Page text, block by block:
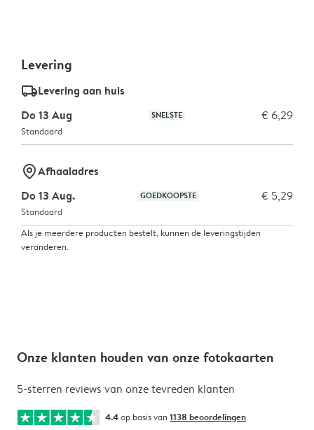
Levering
delivery_standard_v2Levering aan huis
Do 13 Aug
SNELSTE € 6,29
Standaard
marker-pinAfhaaladres
Do 13 Aug.
GOEDKOOPSTE € 5,29
Standaard
Als je meerdere producten bestelt, kunnen de leveringstijden
veranderen.
Onze klanten houden van onze fotokaarten
5-sterren reviews van onze tevreden klanten
4.4op basis van 1138 beoordelingen